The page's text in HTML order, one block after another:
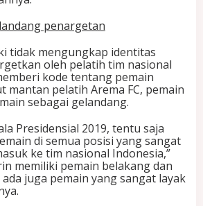
penargetan
tidak mengungkap identitas
oleh pelatih tim nasional
kode tentang pemain
mantan pelatih Arema FC, pemain
sebagai gelandang.
Presidensial 2019, tentu saja
di semua posisi yang sangat
ke tim nasional Indonesia,”
memiliki pemain belakang dan
juga pemain yang sangat layak